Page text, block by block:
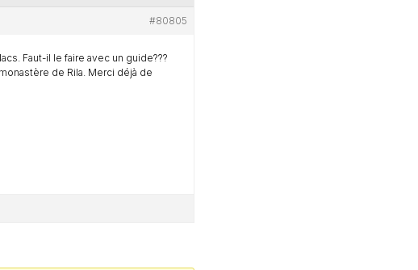
#80805
Faut-il le faire avec un guide???
de Rila. Merci déjà de